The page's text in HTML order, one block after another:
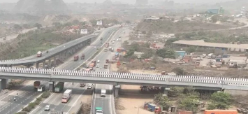
छत्तीसगढ़ मुख्य समाचार राजनीति राष्ट्रीय